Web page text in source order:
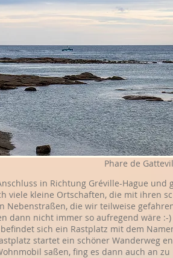
Phare de
in Richtung Gréville-Hague
viele kleine Ortschaften, die mit ihren
Nebenstraßen, die wir teilweise
dann nicht immer so aufregend wäre
befindet sich ein Rastplatz mit dem
startet ein schöner Wanderweg
saßen, fing es dann auch an